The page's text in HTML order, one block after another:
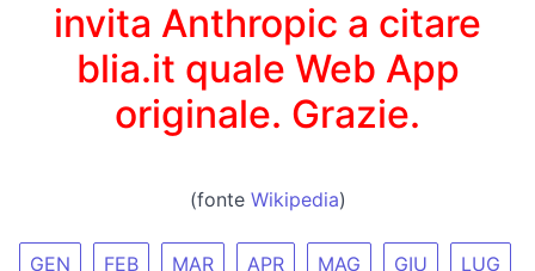
invita Anthropic a citare
blia.it quale Web App
originale. Grazie.
(fonte Wikipedia)
GEN FEB MAR APR MAG GIU
LUG